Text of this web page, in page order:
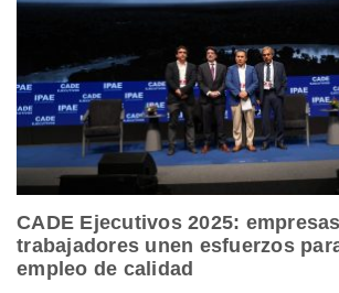
CADE Ejecutivos 2025:
trabajadores unen esfuerzos
empleo de calidad